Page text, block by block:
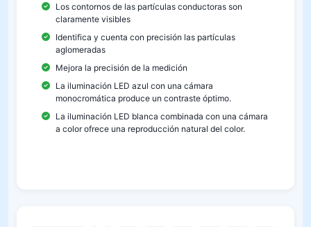
Los contornos de las partículas conductoras son
claramente visibles
Identifica y cuenta con precisión las partículas
aglomeradas
Mejora la precisión de la medición
La iluminación LED azul con una cámara
monocromática produce un contraste óptimo.
La iluminación LED blanca combinada con una cámara
a color ofrece una reproducción natural del color.